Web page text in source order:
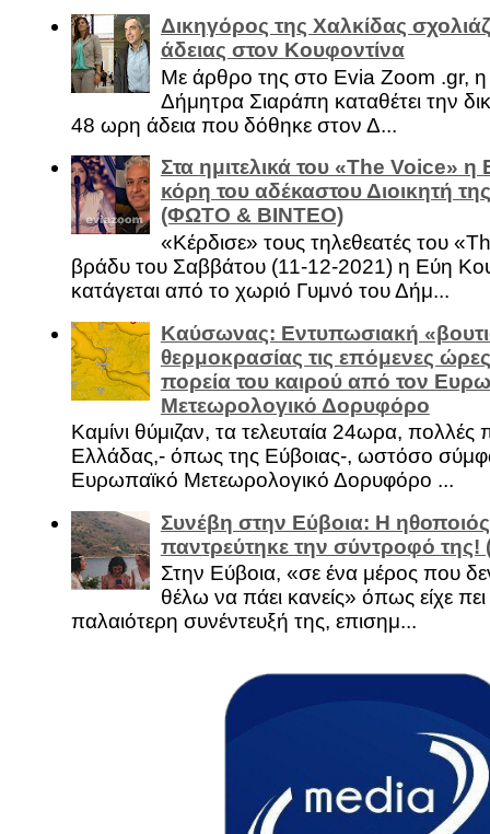
Δικηγόρος της Χαλκίδας
άδειας στον Κουφοντίνα
Με άρθρο της στο Evia Zoom .gr,
Δήμητρα Σιαράπη καταθέτει την
48 ωρη άδεια που δόθηκε στον Δ...
Στα ημιτελικά του «The Voice»
κόρη του αδέκαστου Διοικητή
(ΦΩΤΟ & ΒΙΝΤΕΟ)
«Κέρδισε» τους τηλεθεατές του
βράδυ του Σαββάτου (11-12-2021) η Εύη
κατάγεται από το χωριό Γυμνό του Δήμ...
Καύσωνας: Εντυπωσιακή
θερμοκρασίας τις επόμενες
πορεία του καιρού από τον
Μετεωρολογικό Δορυφόρο
Καμίνι θύμιζαν, τα τελευταία 24ωρα, πολλές
Ελλάδας,- όπως της Εύβοιας-, ωστόσο
Ευρωπαϊκό Μετεωρολογικό Δορυφόρο ...
Συνέβη στην Εύβοια: Η
παντρεύτηκε την σύντροφό
Στην Εύβοια, «σε ένα μέρος που
θέλω να πάει κανείς» όπως είχε πει
παλαιότερη συνέντευξή της, επισημ...